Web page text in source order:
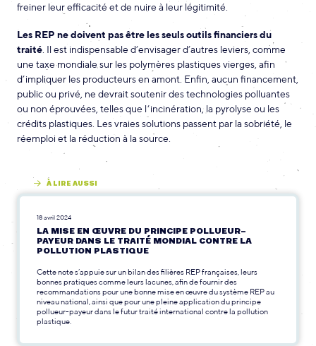
freiner leur efficacité et de nuire à leur légitimité.
Les REP ne doivent pas être les seuls outils financiers du
traité. Il est indispensable d’envisager d’autres leviers, comme
une taxe mondiale sur les polymères plastiques vierges, afin
d’impliquer les producteurs en amont. Enfin, aucun financement,
public ou privé, ne devrait soutenir des technologies polluantes
ou non éprouvées, telles que l’incinération, la pyrolyse ou les
crédits plastiques. Les vraies solutions passent par la sobriété, le
réemploi et la réduction à la source.
À LIRE AUSSI
18 avril 2024
LA MISE EN ŒUVRE DU PRINCIPE POLLUEUR-
PAYEUR DANS LE TRAITÉ MONDIAL CONTRE LA
POLLUTION PLASTIQUE
Cette note s’appuie sur un bilan des filières REP françaises, leurs
bonnes pratiques comme leurs lacunes, afin de fournir des
recommandations pour une bonne mise en œuvre du système REP au
niveau national, ainsi que pour une pleine application du principe
pollueur-payeur dans le futur traité international contre la pollution
plastique.